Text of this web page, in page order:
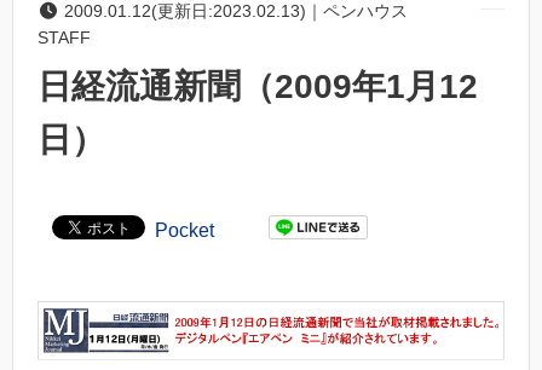
2009.01.12(更新日:2023.02.13)｜ペンハウス
STAFF
日経流通新聞（2009年1月12
日）
Pocket